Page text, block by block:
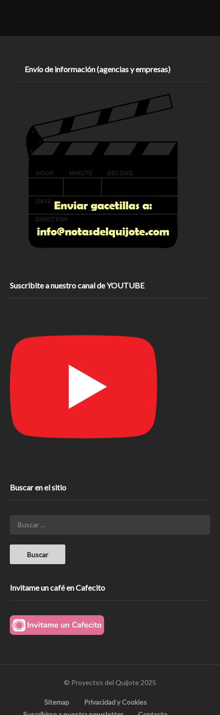
Envío de información (agencias y empresas)
Suscribite a nuestro canal de YOUTUBE
Buscar en el sitio
Invitame un café en Cafecito
© Proyectos del Quijote 2025
Sitemap
Privacidad y Cookies